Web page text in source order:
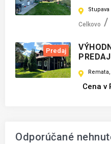
Stupava
Celkovo
Predaj
Cena v
Odporúčané